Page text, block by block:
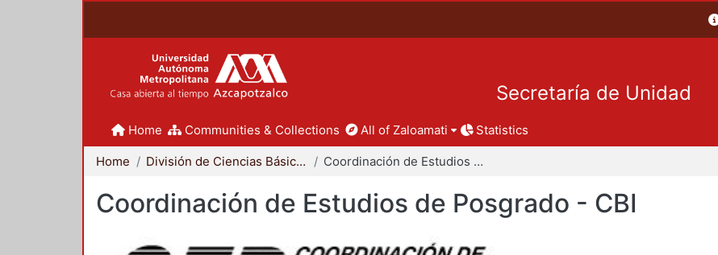
Secretaría de Unidad
Home Communities & Collections All of Zaloamati Statistics
Home División de Ciencias Básicas e Ingeniería Coordinación de Estudios de Posgrado - CBI
Coordinación de Estudios de Posgrado - CBI